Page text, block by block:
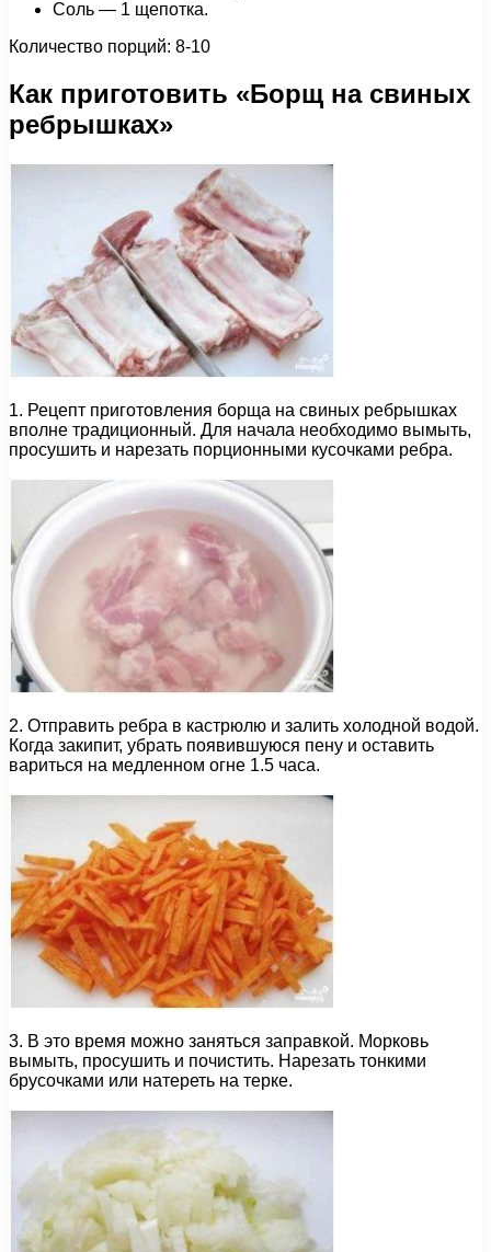
Соль — 1 щепотка.
Количество порций: 8-10
Как приготовить «Борщ на свиных
ребрышках»
1. Рецепт приготовления борща на свиных ребрышках
вполне традиционный. Для начала необходимо вымыть,
просушить и нарезать порционными кусочками ребра.
2. Отправить ребра в кастрюлю и залить холодной водой.
Когда закипит, убрать появившуюся пену и оставить
вариться на медленном огне 1.5 часа.
3. В это время можно заняться заправкой. Морковь
вымыть, просушить и почистить. Нарезать тонкими
брусочками или натереть на терке.